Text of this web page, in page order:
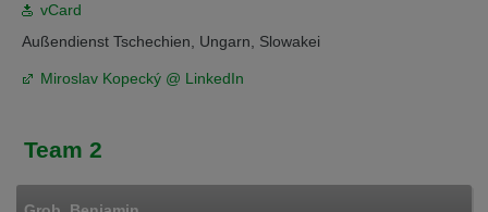
vCard
Außendienst Tschechien, Ungarn, Slowakei
Miroslav Kopecký @ LinkedIn
Team 2